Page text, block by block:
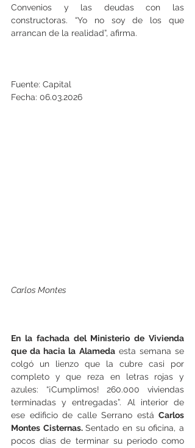
Convenios y las deudas con las
constructoras. “Yo no soy de los que
arrancan de la realidad”, afirma.
Fuente: Capital
Fecha: 06.03.2026
Carlos Montes
En la fachada del Ministerio de Vivienda
que da hacia la Alameda esta semana se
colgó un lienzo que la cubre casi por
completo y que reza en letras rojas y
azules: “¡Cumplimos! 260.000 viviendas
terminadas y entregadas”. Al interior de
ese edificio de calle Serrano está Carlos
Montes Cisternas. Sentado en su oficina, a
pocos días de terminar su periodo como